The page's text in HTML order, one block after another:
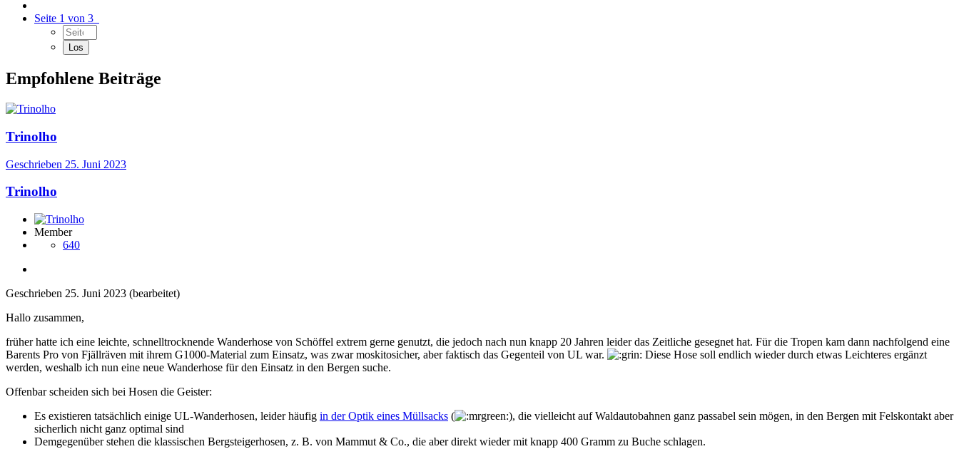
Seite 1 von 3
Empfohlene Beiträge
Trinolho
Geschrieben 25. Juni 2023
Trinolho
Member
640
Geschrieben 25. Juni 2023 (bearbeitet)
Hallo zusammen,
früher hatte ich eine leichte, schnelltrocknende Wanderhose von Schöffel extrem gerne genutzt, die jedoch nach nun knapp 20 Jahren leider das Zeitliche gesegnet hat. Für die Tropen kam dann nachfolgend eine
Barents Pro von Fjällräven mit ihrem G1000-Material zum Einsatz, was zwar moskitosicher, aber faktisch das Gegenteil von UL war.
Diese Hose soll endlich wieder durch etwas Leichteres ergänzt
werden, weshalb ich nun eine neue Wanderhose für den Einsatz in den Bergen suche.
Offenbar scheiden sich bei Hosen die Geister:
Es existieren tatsächlich einige UL-Wanderhosen, leider häufig in der Optik eines Müllsacks (
), die vielleicht auf Waldautobahnen ganz passabel sein mögen, in den Bergen mit Felskontakt aber
sicherlich nicht ganz optimal sind
Demgegenüber stehen die klassischen Bergsteigerhosen, z. B. von Mammut & Co., die aber direkt wieder mit knapp 400 Gramm zu Buche schlagen.